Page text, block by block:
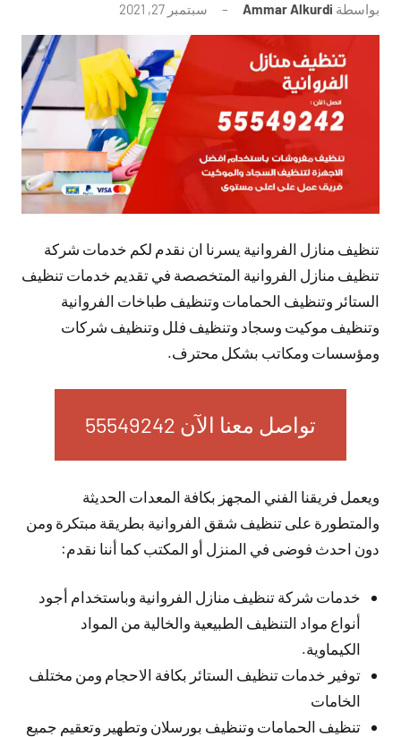
بواسطة Ammar Alkurdi سبتمبر 27, 2021
توجد
تعليقات
تنظيف منازل الفروانية يسرنا ان نقدم لكم خدمات شركة
تنظيف منازل الفروانية المتخصصة في تقديم خدمات تنظيف
الستائر وتنظيف الحمامات وتنظيف طباخات الفروانية
وتنظيف موكيت وسجاد وتنظيف فلل وتنظيف شركات
ومؤسسات ومكاتب بشكل محترف.
تواصل معنا الآن 55549242
ويعمل فريقنا الفني المجهز بكافة المعدات الحديثة
والمتطورة على تنظيف شقق الفروانية بطريقة مبتكرة ومن
دون احدث فوضى في المنزل أو المكتب كما أننا نقدم:
خدمات شركة تنظيف منازل الفروانية وباستخدام أجود
أنواع مواد التنظيف الطبيعية والخالية من المواد
الكيماوية.
توفير خدمات تنظيف الستائر بكافة الاحجام ومن مختلف
الخامات
تنظيف الحمامات وتنظيف بورسلان وتطهير وتعقيم جميع